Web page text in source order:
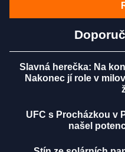
Slavná herečka: Na
Nakonec jí role v
UFC s Procházkou v
našel